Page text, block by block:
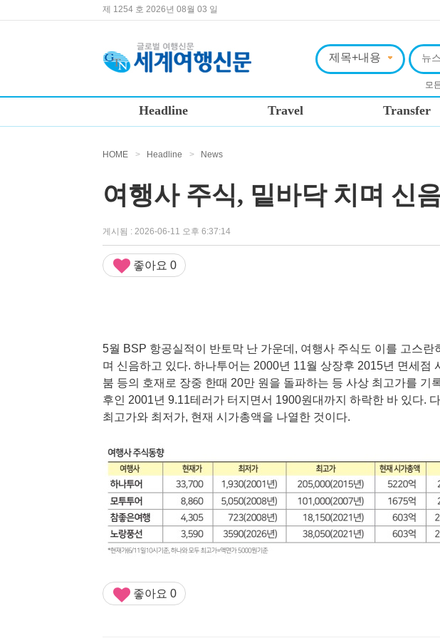
제 1254 호 2026년 08월 03 일
Headline Travel Transfer
HOME > Headline > News
여행사 주식, 밑바닥 치며 신
게시됨 : 2026-06-11 오후 6:37:14
좋아요 0
5월 BSP 항공실적이 반토막 난 가운데, 여행사 주식도 이를 고스란
며 신음하고 있다. 하나투어는 2000년 11월 상장후 2015년 면세점
붐 등의 호재로 장중 한때 20만 원을 돌파하는 등 사상 최고가를 기
후인 2001년 9.11테러가 터지면서 1900원대까지 하락한 바 있다.
최고가와 최저가, 현재 시가총액을 나열한 것이다.
좋아요 0